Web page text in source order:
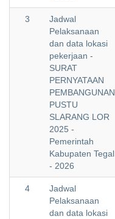
3
Jadwal
Pelaksanaan
dan data lokasi
pekerjaan -
SURAT
PERNYATAAN
PEMBANGUNAN
PUSTU
SLARANG LOR
2025 -
Pemerintah
Kabupaten Tegal
- 2026
4
Jadwal
Pelaksanaan
dan data lokasi